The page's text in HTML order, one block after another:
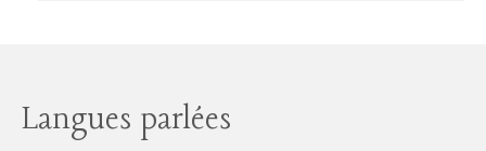
Langues parlées